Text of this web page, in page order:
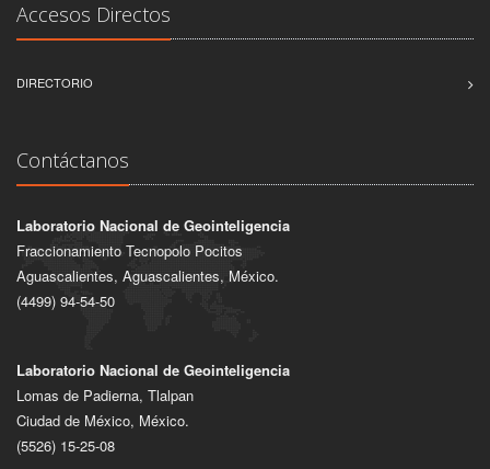
Accesos Directos
DIRECTORIO
Contáctanos
Laboratorio Nacional de Geointeligencia
Fraccionamiento Tecnopolo Pocitos
Aguascalientes, Aguascalientes, México.
(4499) 94-54-50
Laboratorio Nacional de Geointeligencia
Lomas de Padierna, Tlalpan
Ciudad de México, México.
(5526) 15-25-08